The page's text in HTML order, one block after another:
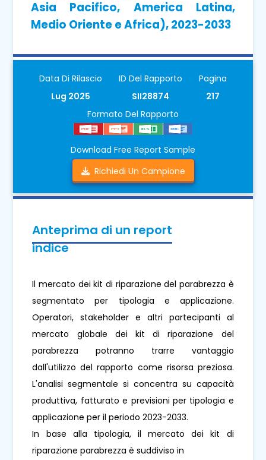
Asia Pacifico, America Latina,
Medio Oriente e Africa), 2023-2033
Data Di Rilascio
Lug 2025
ID Del Rapporto
SII28874
Pagina
217
Formato Del Rapporto
Download Free Report Sample
Richiedi Un Campione
Anteprima di un report
indice
Il mercato dei kit di riparazione del parabrezza è
segmentato per tipologia e applicazione.
Operatori, stakeholder e altri partecipanti al
mercato globale dei kit di riparazione del
parabrezza potranno trarre vantaggio
dall'utilizzo del rapporto come risorsa preziosa.
L'analisi segmentale si concentra su capacità
produttiva, fatturato e previsioni per tipologia e
applicazione per il periodo 2023-2033.
In base alla tipologia, il mercato dei kit di
riparazione parabrezza è suddiviso in